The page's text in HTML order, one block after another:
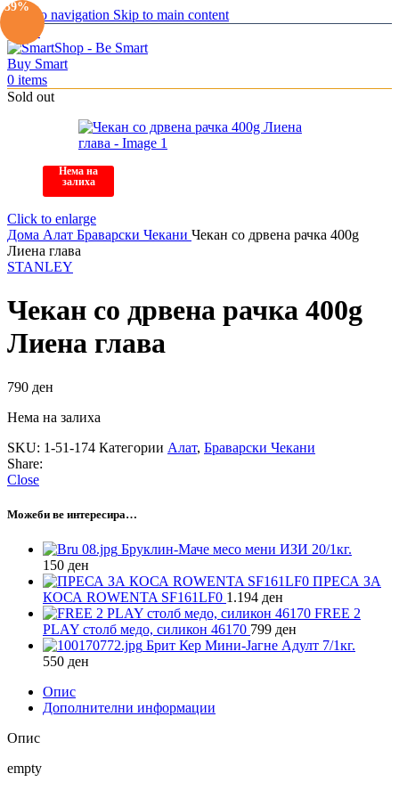
Skip to navigation Skip to main content
0 items
Sold out
Нема на
залиха
Click to enlarge
Дома Алат Браварски Чекани Чекан со дрвена рачка 400g
Лиена глава
STANLEY
Чекан со дрвена рачка 400g
Лиена глава
790 ден
Нема на залиха
SKU: 1-51-174 Категории Алат, Браварски Чекани
Share:
Close
Можеби ве интересира…
Бруклин-Маче месо мени ИЗИ 20/1кг.
150 ден
ПРЕСА ЗА
КОСА ROWENTA SF161LF0 1.194 ден
FREE 2
PLAY столб медо, силикон 46170 799 ден
Брит Кер Мини-Јагне Адулт 7/1кг.
550 ден
Опис
Дополнителни информации
Опис
empty
-39%